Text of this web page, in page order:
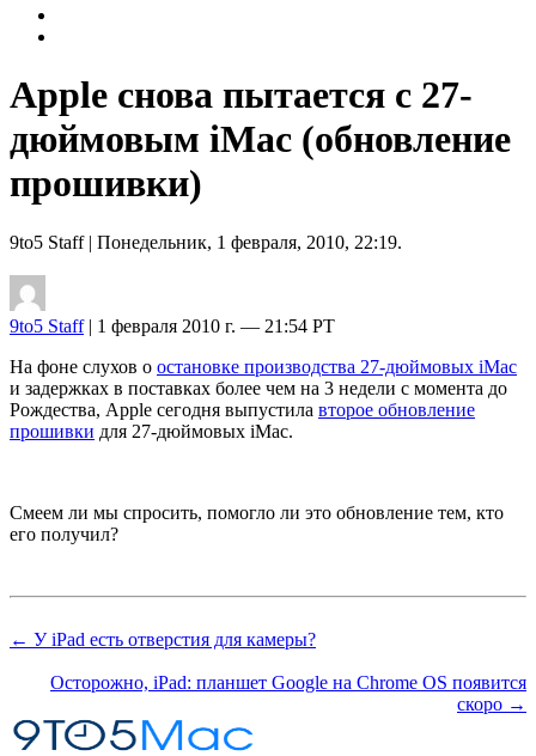
Apple снова пытается с 27-
дюймовым iMac (обновление
прошивки)
9to5 Staff| Понедельник, 1 февраля, 2010, 22:19.
9to5 Staff| 1 февраля 2010 г. — 21:54 PT
На фоне слухов о остановке производства 27-дюймовых iMac
и задержках в поставках более чем на 3 недели с момента до
Рождества, Apple сегодня выпустила второе обновление
прошивки для 27-дюймовых iMac.
Смеем ли мы спросить, помогло ли это обновление тем, кто
его получил?
← У iPad есть отверстия для камеры?
Осторожно, iPad: планшет Google на Chrome OS появится
скоро →